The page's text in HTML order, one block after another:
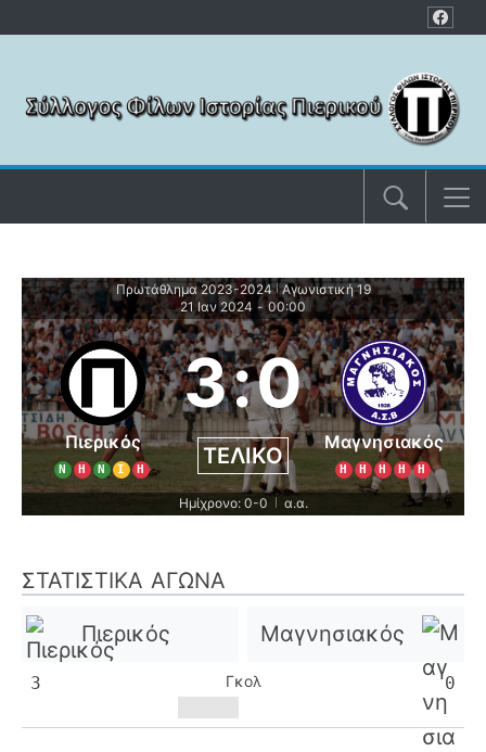
Πρωτάθλημα 2023-2024 | Αγωνιστική 19
21 Ιαν 2024 - 00:00
Πιερικός
Ν Η Ν Ι Η
3:0
ΤΕΛΙΚΌ
Μαγνησιακός
Η Η Η Η Η
Ημίχρονο: 0-0 α.α.
ΣΤΑΤΙΣΤΙΚΆ ΑΓΏΝΑ
Πιερικός Μαγνησιακός
3 Γκολ 0